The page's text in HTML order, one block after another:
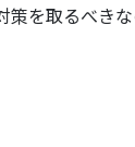
策を取るべき